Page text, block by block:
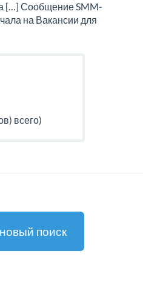
[…] Сообщение SMM-
на Вакансии для
всего)
поиск